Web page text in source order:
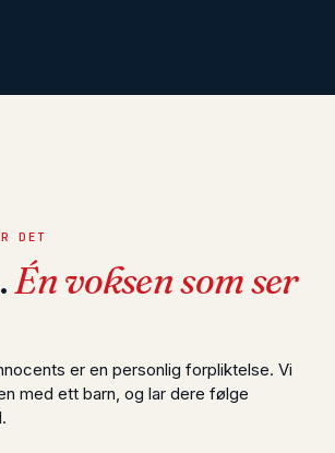
DET
Én voksen som ser
er en personlig forpliktelse. Vi
med ett barn, og lar dere følge